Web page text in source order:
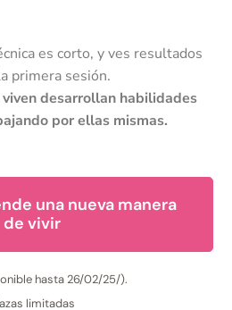
es corto, y ves resultados
primera sesión.
desarrollan habilidades
por ellas mismas.
una nueva manera
de vivir
hasta 26/02/25/).
limitadas